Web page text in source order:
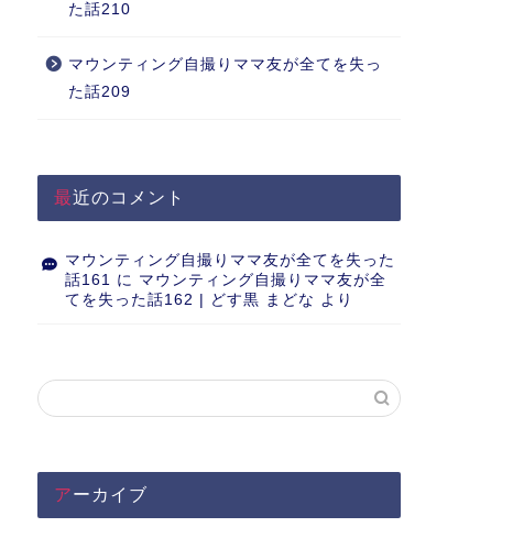
た話210
マウンティング自撮りママ友が全てを失っ
た話209
最近のコメント
マウンティング自撮りママ友が全てを失った
話161 に マウンティング自撮りママ友が全
てを失った話162 | どす黒 まどな より
アーカイブ